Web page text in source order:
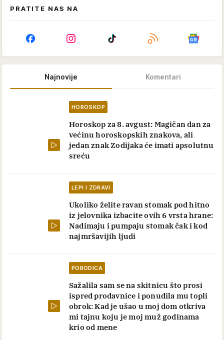
PRATITE NAS NA
Najnovije Komentari
HOROSKOP
Horoskop za 8. avgust: Magičan dan za
većinu horoskopskih znakova, ali
jedan znak Zodijaka će imati apsolutnu
sreću
LEPI I ZDRAVI
Ukoliko želite ravan stomak pod hitno
iz jelovnika izbacite ovih 6 vrsta hrane:
Nadimaju i pumpaju stomak čak i kod
najmršavijih ljudi
PORODICA
Sažalila sam se na skitnicu što prosi
ispred prodavnice i ponudila mu topli
obrok: Kad je ušao u moj dom otkriva
mi tajnu koju je moj muž godinama
krio od mene